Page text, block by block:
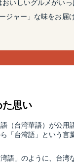
いしいグルメがいっ
ジャー」な味をお届
思い
（台湾華語）が公用
「台湾語」という言
語」のように、台湾